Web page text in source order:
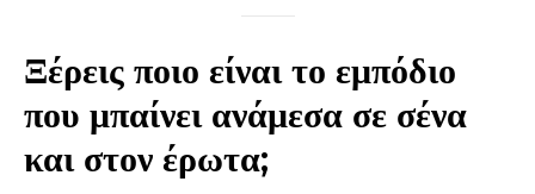
Ξέρεις ποιο είναι το εμπόδιο
που μπαίνει ανάμεσα σε σένα
και στον έρωτα;